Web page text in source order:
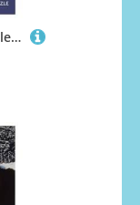
Pfirsichblüte Puzzle 1000 Teile Schwer Puzzle Spielzeug Pädagogisches Spiel Impossible Herausforderungsspielzeug Für Erwachsene Und Kinder Ab 14 Jahren 70x50cm/1000pcs